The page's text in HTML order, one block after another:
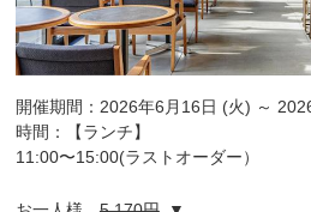
開催期間：2026年6月16日 (火) ～
時間：【ランチ】
11:00〜15:00(ラストオーダー）